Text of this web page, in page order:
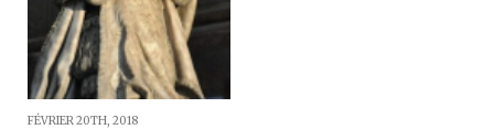
FÉVRIER 20TH, 2018